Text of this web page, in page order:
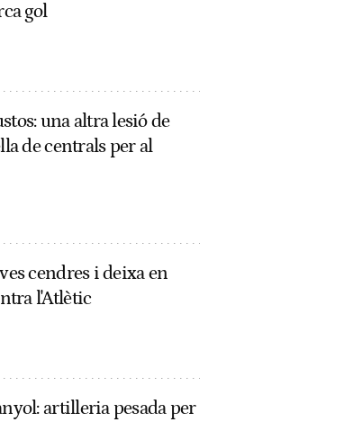
gol
una altra lesió de
de centrals per al
cendres i deixa en
l'Atlètic
artilleria pesada per